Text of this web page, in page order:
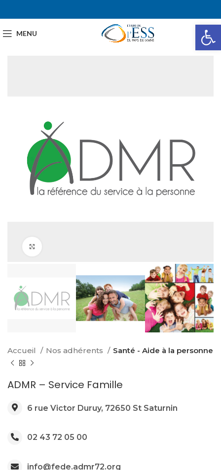
MENU
Accueil Nos adhérents Santé - Aide à la personne
ADMR – Service Famille
6 rue Victor Duruy, 72650 St Saturnin
02 43 72 05 00
info@fede.admr72.org